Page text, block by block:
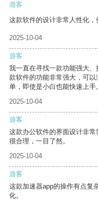
游客
这款软件的设计非常人性化，
2025-10-04
游客
我一直在寻找一款功能强大
款软件的功能非常强大，可
单，即使是小白也能快速上手
2025-10-04
游客
这款办公软件的界面设计非
很合理，一目了然。
2025-10-04
游客
这款加速器app的操作有点复
化。